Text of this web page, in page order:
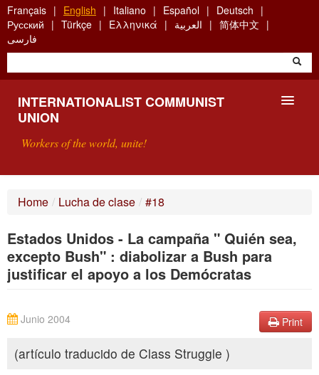
Skip
to
main
content
Français English Italiano Español
Deutsch
Русский
Türkçe Ελληνικά العربية
简体中文
فارسی
INTERNATIONALIST COMMUNIST
UNION
Workers of the world, unite!
SEARCH
CONTACT
Home / Lucha de clase / #18
Estados Unidos - La campaña " Quién sea,
excepto Bush" : diabolizar a Bush para
justificar el apoyo a los Demócratas
Print
Junio 2004
(artículo traducido de Class Struggle )